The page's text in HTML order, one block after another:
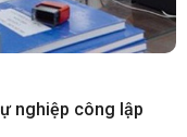
nghiệp công lập